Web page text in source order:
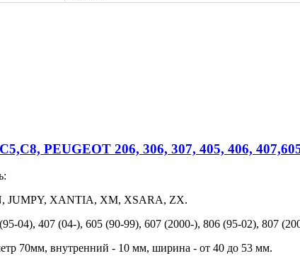
PEUGEOT 206, 306, 307, 405, 406,
JUMPY, XANTIA, XM, XSARA, ZX.
04), 407 (04-), 605 (90-99), 607 (2000-), 806 (95-02), 807
70мм, внутренний - 10 мм, ширина - от 40 до 53 мм.